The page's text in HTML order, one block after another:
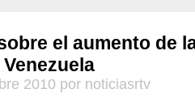
el aumento de
2010 por noticiasrtv